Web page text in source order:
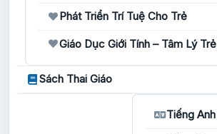
Phát Triển Trí Tuệ Cho Trẻ
Giáo Dục Giới Tính – Tâm Lý Trẻ
Sách Thai Giáo
Tiếng Anh